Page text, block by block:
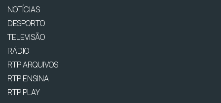
NOTÍCIAS
DESPORTO
TELEVISÃO
RÁDIO
RTP ARQUIVOS
RTP ENSINA
RTP PLAY